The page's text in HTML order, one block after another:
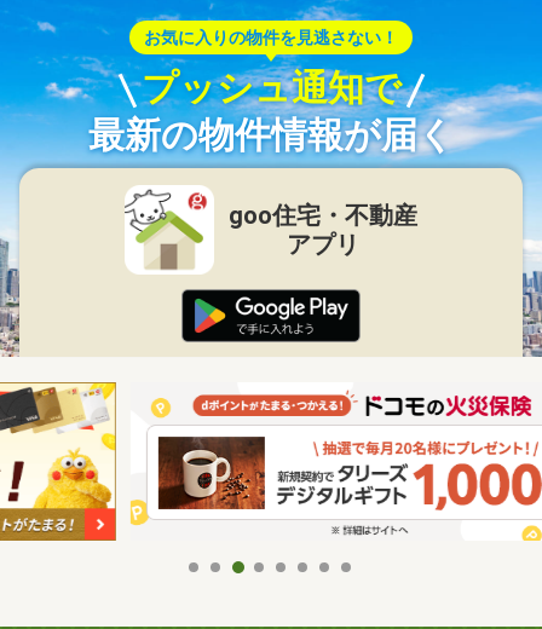
お気に入りの物件を見逃さない！
プッシュ通知で
最新の物件情報が届く
goo住宅・不動産
アプリ